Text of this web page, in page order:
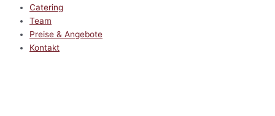
Catering
Team
Preise & Angebote
Kontakt